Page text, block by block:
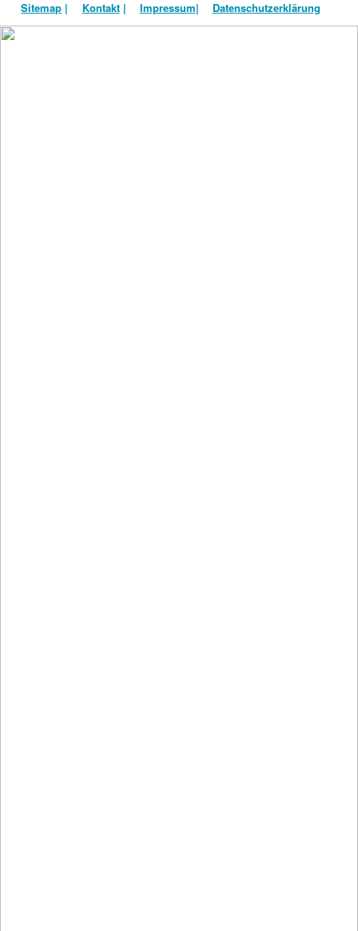
Sitemap | Kontakt| Impressum| Datenschutzerklärung